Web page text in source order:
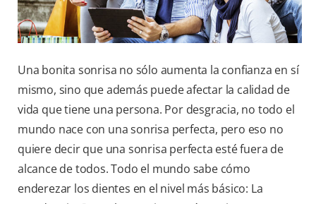
Una bonita sonrisa no sólo aumenta la confianza en sí
mismo, sino que además puede afectar la calidad de
vida que tiene una persona. Por desgracia, no todo el
mundo nace con una sonrisa perfecta, pero eso no
quiere decir que una sonrisa perfecta esté fuera de
alcance de todos. Todo el mundo sabe cómo
enderezar los dientes en el nivel más básico: La